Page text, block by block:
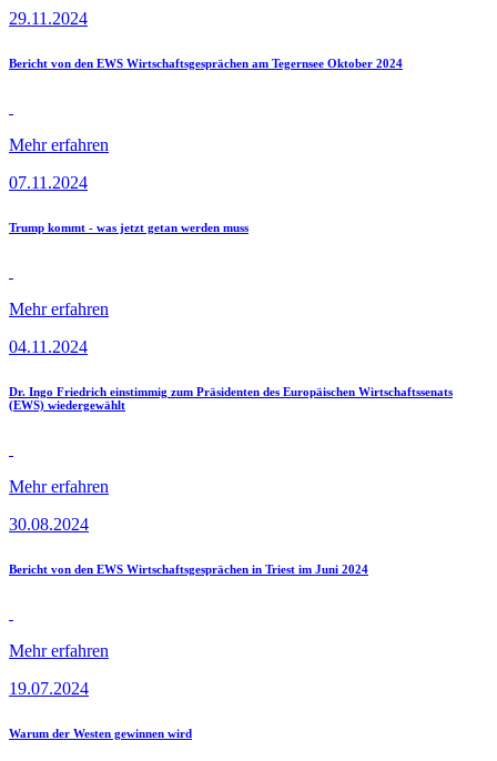
29.11.2024
Bericht von den EWS Wirtschaftsgesprächen am Tegernsee Oktober 2024
Mehr erfahren
07.11.2024
Trump kommt - was jetzt getan werden muss
Mehr erfahren
04.11.2024
Dr. Ingo Friedrich einstimmig zum Präsidenten des Europäischen Wirtschaftssenats
(EWS) wiedergewählt
Mehr erfahren
30.08.2024
Bericht von den EWS Wirtschaftsgesprächen in Triest im Juni 2024
Mehr erfahren
19.07.2024
Warum der Westen gewinnen wird